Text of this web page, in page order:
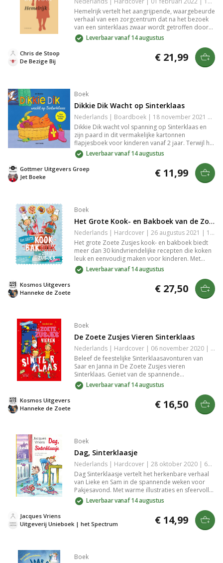
Hemelrijk vertelt het aangrijpende, waargebeurde
verhaal van een zorgcentrum dat na het bezoek
van een sinterklaas zwaar wordt getroffen door
corona. Chris de Stoop verweeft persoonlijke
ervaringen tot een indringend portret over
Leverbaar vanaf 14 augustus
De Bezige Bij
Chris de Stoop € 21,99
Boek
Dikkie Dik Wacht op Sinterklaas
Nederlands | Boardboek | 18 november 2021 | 12 pagina's | 9789025775650
Dikkie Dik wacht vol spanning op Sinterklaas en
zijn paard in dit vermakelijke kartonnen
flapjesboek voor kinderen vanaf 2 jaar. Terwijl hij
luistert naar geluiden op het dak, wordt hij telkens
slaperig. Ideaal prentenboek voor peuters, met
interactieve flappen die nieuwsgierigheid
prikkelen. Perfect voor de feestdagen.
Leverbaar vanaf 14 augustus
Jet Boeke
Gottmer Uitgevers Groep € 11,99
Boek
Het Grote Kook- en Bakboek van de Zoete Zusjes
Nederlands | Hardcover | 26 augustus 2021 | 144 pagina's | 9789043922913
Het grote Zoete Zusjes kook- en bakboek biedt
meer dan 30 kindvriendelijke recepten die koken
leuk en eenvoudig maken voor kinderen. Met
stap-voor-stap foto's zorgen Saar en Janna van
De Zoete Zusjes voor smakelijke hapjes,
keukenprinsen en prinsessen die willen genieten
Leverbaar vanaf 14 augustus
Hanneke de Zoete
Kosmos Uitgevers € 27,50
Boek
De Zoete Zusjes Vieren Sinterklaas
Nederlands | Hardcover | 06 november 2020 | 96 pagina's | 9789043922487
Beleef de feestelijke Sinterklaasavonturen van
Saar en Janna in De Zoete Zusjes vieren
Sinterklaas. Geniet van de spannende
pakjesavond en kleurrijke illustraties. Een vrolijk
voorleesboek met pepernotenrecept, ideaal voor
kinderen vanaf 4 jaar. Een perfect cadeau voor
Leverbaar vanaf 14 augustus
Hanneke de Zoete
Kosmos Uitgevers € 16,50
Boek
Dag, Sinterklaasje
Nederlands | Hardcover | 28 oktober 2020 | 64 pagina's | 9789000375325
Dag Sinterklaasje vertelt het herkenbare verhaal
van Lieke en Sam in de spannende weken voor
Pakjesavond. Met warme illustraties en sfeervolle
scènes beleef je samen met hen het aftellen naar
het Sinterklaasfeest, schoen zetten en
Leverbaar vanaf 14 augustus
Uitgeverij Unieboek | het Spectrum
Jacques Vriens € 14,99
Boek